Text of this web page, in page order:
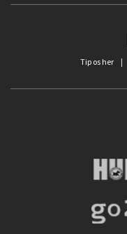
Tip os her |